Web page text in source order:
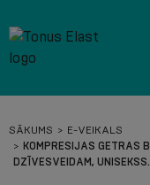
SĀKUMS
E-VEIKALS
KOMPRESIJAS GETRAS
DZĪVESVEIDAM,